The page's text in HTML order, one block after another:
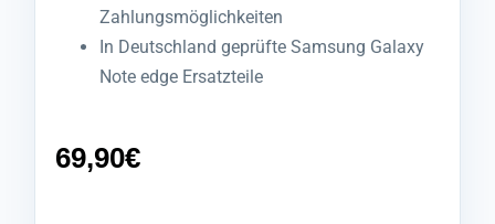
Zahlungsmöglichkeiten
In Deutschland geprüfte Samsung Galaxy
Note edge Ersatzteile
69,90€